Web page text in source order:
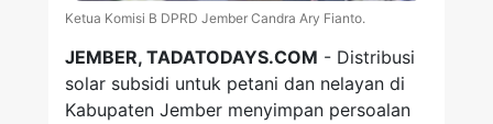
Ketua Komisi B DPRD Jember Candra Ary Fianto.
JEMBER, TADATODAYS.COM - Distribusi
solar subsidi untuk petani dan nelayan di
Kabupaten Jember menyimpan persoalan